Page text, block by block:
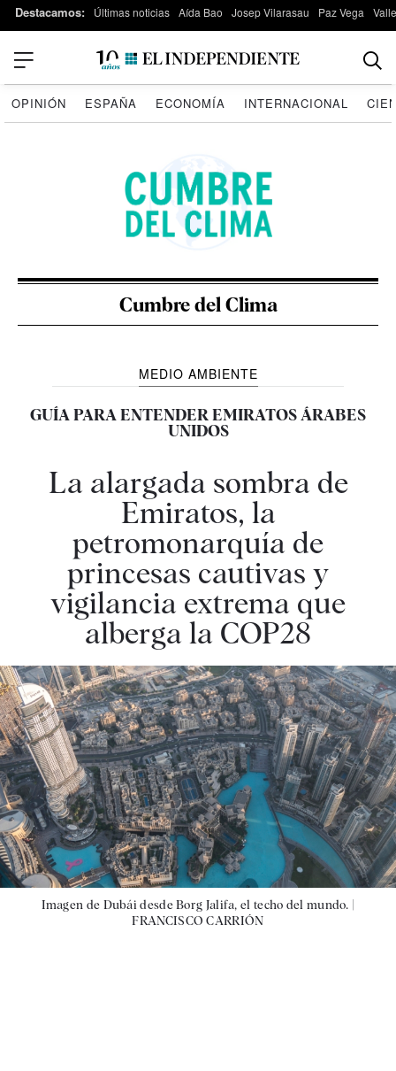
Destacamos: Últimas noticias Aída Bao Josep Vilarasau Paz Vega
OPINIÓN ESPAÑA ECONOMÍA INTERNACIONAL
Cumbre del Clima
MEDIO AMBIENTE
GUÍA PARA ENTENDER EMIRATOS ÁRABES
UNIDOS
La alargada sombra de
Emiratos, la
petromonarquía de
princesas cautivas y
vigilancia extrema que
alberga la COP28
Imagen de Dubái desde Borg Jalifa, el techo del mundo. |
FRANCISCO CARRIÓN